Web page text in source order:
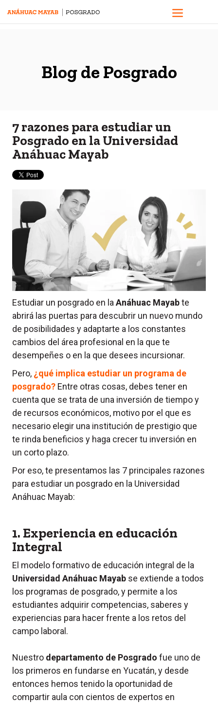
Blog de Posgrado
7 razones para estudiar un
Posgrado en la Universidad
Anáhuac Mayab
Estudiar un posgrado en laAnáhuac Mayabte
abrirá las puertas para descubrir un nuevo mundo
de posibilidades y adaptarte a los constantes
cambios del área profesional en la que te
desempeñes o en la que desees incursionar.
Pero, ¿qué implica estudiar un programa de
posgrado? Entre otras cosas, debes tener en
cuenta que se trata de una inversión de tiempo y
de recursos económicos, motivo por el que es
necesario elegir una institución de prestigio que
te rinda beneficios y haga crecer tu inversión en
un corto plazo.
Por eso, te presentamos las 7 principales razones
para estudiar un posgrado en la Universidad
Anáhuac Mayab:
1. Experiencia en educación
Integral
El modelo formativo de educación integral de la
Universidad Anáhuac Mayab se extiende a todos
los programas de posgrado, y permite a los
estudiantes adquirir competencias, saberes y
experiencias para hacer frente a los retos del
campo laboral.
Nuestro departamento de Posgrado fue uno de
los primeros en fundarse en Yucatán, y desde
entonces hemos tenido la oportunidad de
compartir aula con cientos de expertos en